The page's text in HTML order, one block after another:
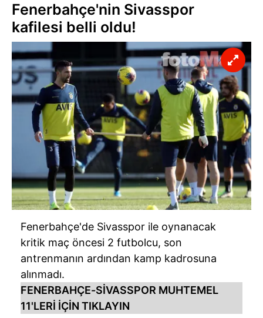
Fenerbahçe'nin Sivasspor
kafilesi belli oldu!
Fenerbahçe'de Sivasspor ile oynanacak
kritik maç öncesi 2 futbolcu, son
antrenmanın ardından kamp kadrosuna
alınmadı.
FENERBAHÇE-SİVASSPOR MUHTEMEL
11'LERİ İÇİN TIKLAYIN